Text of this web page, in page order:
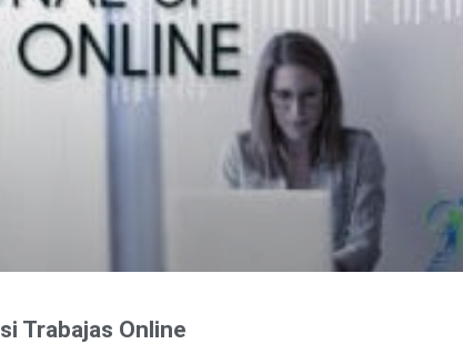
Trabajas Online